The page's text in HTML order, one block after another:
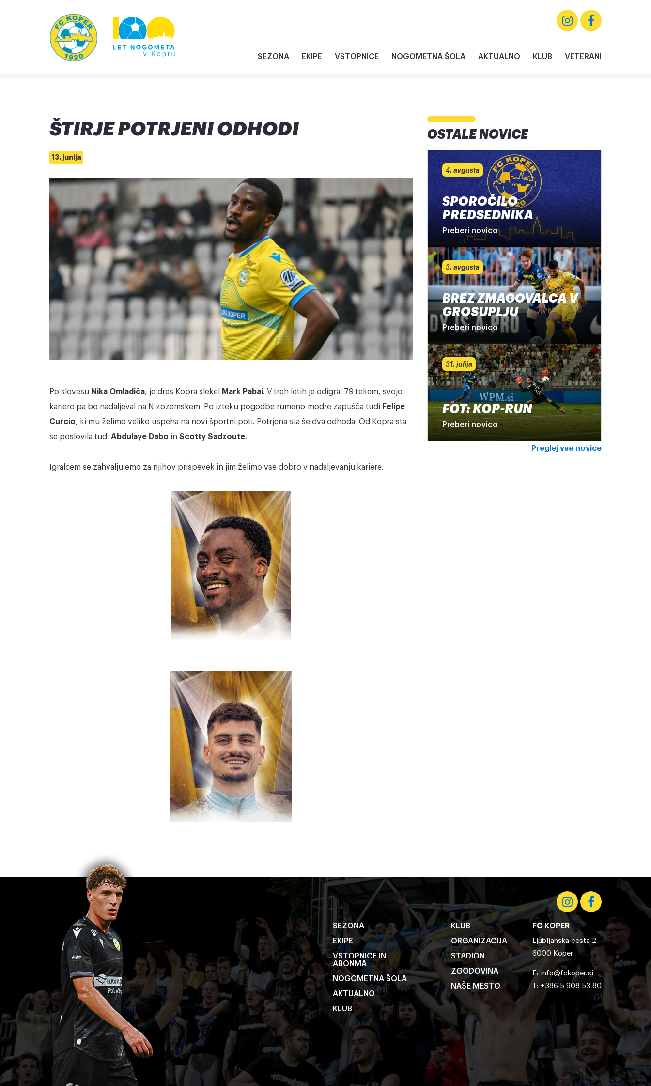
SEZONA EKIPE VSTOPNICE NOGOMETNA ŠOLA AKTUALNO KLUB VETERANI
ŠTIRJE POTRJENI ODHODI
13. junija
Po slovesu Nika Omladiča, je dres Kopra slekel Mark Pabai. V treh letih je odigral 79 tekem, svojo
kariero pa bo nadaljeval na Nizozemskem. Po izteku pogodbe rumeno-modre zapušča tudi Felipe
Curcio, ki mu želimo veliko uspeha na novi športni poti. Potrjena sta še dva odhoda. Od Kopra sta
se poslovila tudi Abdulaye Dabo in Scotty Sadzoute.
Igralcem se zahvaljujemo za njihov prispevek in jim želimo vse dobro v nadaljevanju kariere.
OSTALE NOVICE
4. avgusta
SPOROČILO
PREDSEDNIKA
Preberi novico
3. avgusta
BREZ ZMAGOVALCA V
GROSUPLJU
Preberi novico
31. julija
FOT: KOP-RUN
Preberi novico
Preglej vse novice
SEZONA
EKIPE
VSTOPNICE IN
ABONMA
NOGOMETNA ŠOLA
AKTUALNO
KLUB
KLUB
ORGANIZACIJA
STADION
ZGODOVINA
NAŠE MESTO
FC KOPER
Ljubljanska cesta 2
6000 Koper
E: info@fckoper.si
T: +386 5 908 53 80